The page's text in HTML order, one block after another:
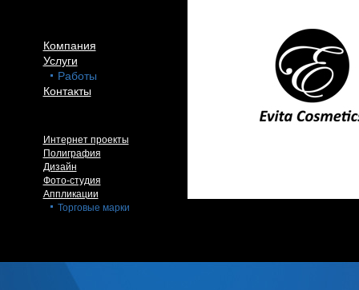
Компания
Услуги
Работы
Контакты
Интернет проекты
Полиграфия
Дизайн
Фото-студия
Аппликации
Торговые марки